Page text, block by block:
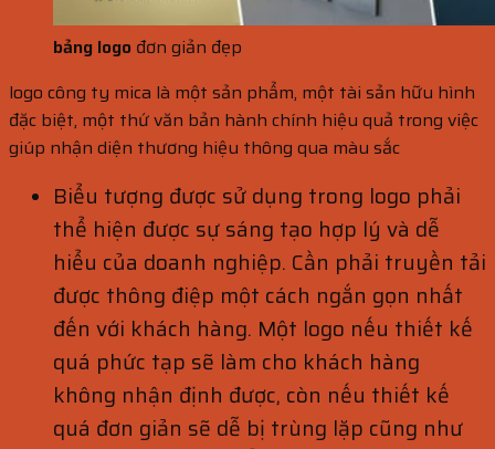
bảng logo đơn giản đẹp
logo công ty mica là một sản phẩm, một tài sản hữu hình
đặc biệt, một thứ văn bản hành chính hiệu quả trong việc
giúp nhận diện thương hiệu thông qua màu sắc
Biểu tượng được sử dụng trong logo phải
thể hiện được sự sáng tạo hợp lý và dễ
hiểu của doanh nghiệp. Cần phải truyền tải
được thông điệp một cách ngắn gọn nhất
đến với khách hàng. Một logo nếu thiết kế
quá phức tạp sẽ làm cho khách hàng
không nhận định được, còn nếu thiết kế
quá đơn giản sẽ dễ bị trùng lặp cũng như